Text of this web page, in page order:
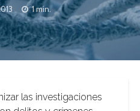
1 min.
las investigaciones